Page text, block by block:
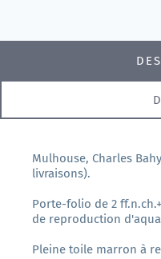
Mulhouse, Charles
livraisons).
Porte-folio de 2
de reproduction
Pleine toile marron à